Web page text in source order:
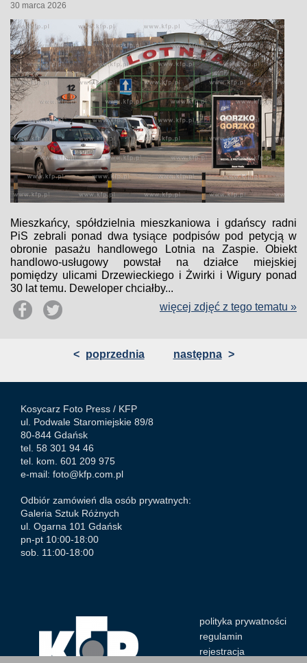
30 marca 2026
Mieszkańcy, spółdzielnia mieszkaniowa i gdańscy radni
PiS zebrali ponad dwa tysiące podpisów pod petycją w
obronie pasażu handlowego Lotnia na Zaspie. Obiekt
handlowo-usługowy powstał na działce miejskiej
pomiędzy ulicami Drzewieckiego i Żwirki i Wigury ponad
30 lat temu. Deweloper chciałby...
więcej zdjęć z tego tematu »
< poprzednia następna >
Kosycarz Foto Press / KFP
ul. Podwale Staromiejskie 89/8
80-844 Gdańsk
tel. 58 301 94 46
tel. kom. 601 209 975
e-mail: foto@kfp.com.pl
Odbiór zamówień dla osób prywatnych:
Galeria Sztuk Różnych
ul. Ogarna 101 Gdańsk
pn-pt 10:00-18:00
sob. 11:00-18:00
polityka prywatności
regulamin
rejestracja